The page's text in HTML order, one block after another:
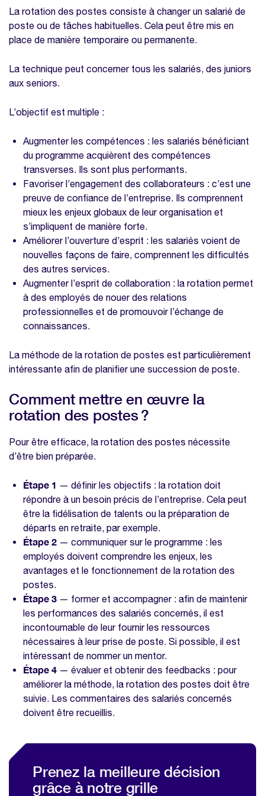
Prenez la meilleure décision grâce à notre
grille comparative de logiciels SIRH
Les différents types de rotation
La rotation des postes consiste à changer un salarié de
poste ou de tâches habituelles. Cela peut être mis en
place de manière temporaire ou permanente.
La technique peut concerner tous les salariés, des juniors
aux seniors.
L’objectif est multiple :
Augmenter les compétences : les salariés bénéficiant
du programme acquièrent des compétences
transverses. Ils sont plus performants.
Favoriser l’engagement des collaborateurs : c’est une
preuve de confiance de l’entreprise. Ils comprennent
mieux les enjeux globaux de leur organisation et
s’impliquent de manière forte.
Améliorer l’ouverture d’esprit : les salariés voient de
nouvelles façons de faire, comprennent les difficultés
des autres services.
Augmenter l’esprit de collaboration : la rotation permet
à des employés de nouer des relations
professionnelles et de promouvoir l’échange de
connaissances.
La méthode de la rotation de postes est particulièrement
intéressante afin de planifier une succession de poste.
Comment mettre en œuvre la
rotation des postes ?
Pour être efficace, la rotation des postes nécessite
d’être bien préparée.
Étape 1 — définir les objectifs : la rotation doit
répondre à un besoin précis de l’entreprise. Cela peut
être la fidélisation de talents ou la préparation de
départs en retraite, par exemple.
Étape 2 — communiquer sur le programme : les
employés doivent comprendre les enjeux, les
avantages et le fonctionnement de la rotation des
postes.
Étape 3 — former et accompagner : afin de maintenir
les performances des salariés concernés, il est
incontournable de leur fournir les ressources
nécessaires à leur prise de poste. Si possible, il est
intéressant de nommer un mentor.
Étape 4 — évaluer et obtenir des feedbacks : pour
améliorer la méthode, la rotation des postes doit être
suivie. Les commentaires des salariés concernés
doivent être recueillis.
Prenez la meilleure décision
grâce à notre grille